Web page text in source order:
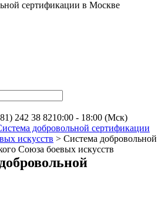
сертификации в Москве
242 38 8210:00 - 18:00 (Мск)
добровольной сертификации
искусств > Система добровольной
Союза боевых искусств